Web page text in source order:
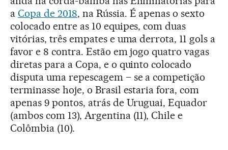
a Copa de 2018, na Rússia. É apenas o sexto
colocado entre as 10 equipes, com duas
vitórias, três empates e uma derrota, 11 gols a
favor e 8 contra. Estão em jogo quatro vagas
diretas para a Copa, e o quinto colocado
disputa uma repescagem – se a competição
terminasse hoje, o Brasil estaria fora, com
apenas 9 pontos, atrás de Uruguai, Equador
(ambos com 13), Argentina (11), Chile e
Colômbia (10).